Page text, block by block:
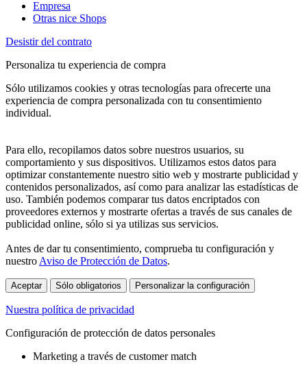
Empresa
Otras nice Shops
Desistir del contrato
Personaliza tu experiencia de compra
Sólo utilizamos cookies y otras tecnologías para ofrecerte una
experiencia de compra personalizada con tu consentimiento
individual.
Para ello, recopilamos datos sobre nuestros usuarios, su
comportamiento y sus dispositivos. Utilizamos estos datos para
optimizar constantemente nuestro sitio web y mostrarte publicidad y
contenidos personalizados, así como para analizar las estadísticas de
uso. También podemos comparar tus datos encriptados con
proveedores externos y mostrarte ofertas a través de sus canales de
publicidad online, sólo si ya utilizas sus servicios.
Antes de dar tu consentimiento, comprueba tu configuración y
nuestro Aviso de Protección de Datos.
Aceptar Sólo obligatorios Personalizar la configuración
Nuestra política de privacidad
Configuración de protección de datos personales
Marketing a través de customer match